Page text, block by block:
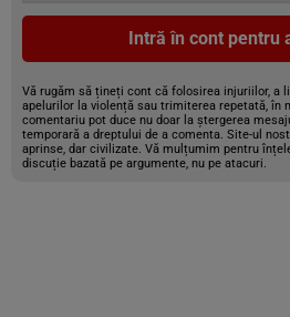
Intră în cont pentru
Vă rugăm să țineți cont că folosirea injuriilor, a
apelurilor la violență sau trimiterea repetată, în
comentariu pot duce nu doar la ștergerea
temporară a dreptului de a comenta. Site-ul
aprinse, dar civilizate. Vă mulțumim pentru
discuție bazată pe argumente, nu pe atacuri.